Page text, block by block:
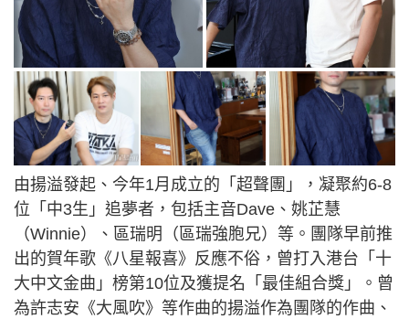
由揚溢發起、今年1月成立的「超聲團」，凝聚約6-8
位「中3生」追夢者，包括主音Dave、姚芷慧
（Winnie）、區瑞明（區瑞強胞兄）等。團隊早前推
出的賀年歌《八星報喜》反應不俗，曾打入港台「十
大中文金曲」榜第10位及獲提名「最佳組合獎」。曾
為許志安《大風吹》等作曲的揚溢作為團隊的作曲、